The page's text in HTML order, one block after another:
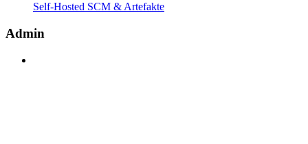
Self-Hosted SCM & Artefakte
Admin